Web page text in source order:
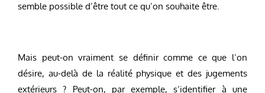
semble possible d’être tout ce qu’on souhaite être.
Mais peut-on vraiment se définir comme ce que l’on
désire, au-delà de la réalité physique et des jugements
extérieurs ? Peut-on, par exemple, s’identifier à une